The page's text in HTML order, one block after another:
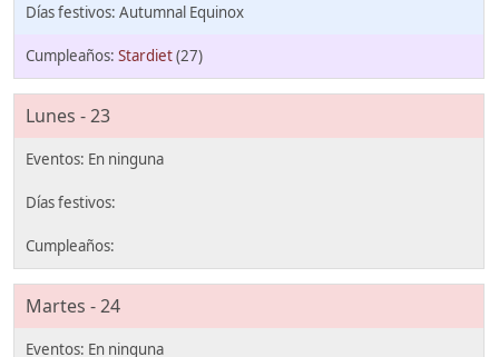
Autumnal Equinox
Stardiet(27)
Lunes - 23
Martes - 24